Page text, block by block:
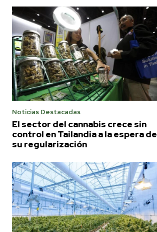
Noticias Destacadas
El sector del cannabis crece sin
control en Tailandia a la espera de
su regularización